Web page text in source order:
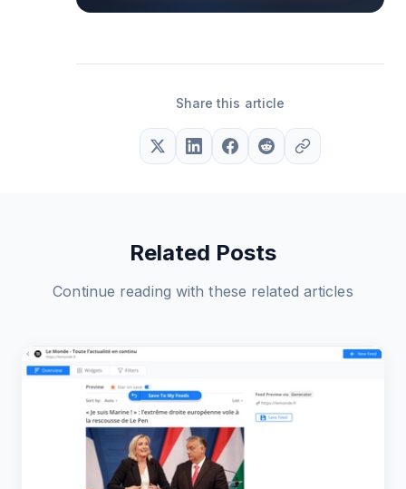
Share this article
Related Posts
Continue reading with these related articles